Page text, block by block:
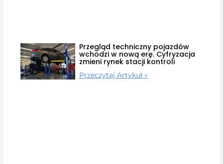
Przegląd techniczny pojazdów
wchodzi w nową erę. Cyfryzacja
zmieni rynek stacji kontroli
Przeczytaj Artykuł »